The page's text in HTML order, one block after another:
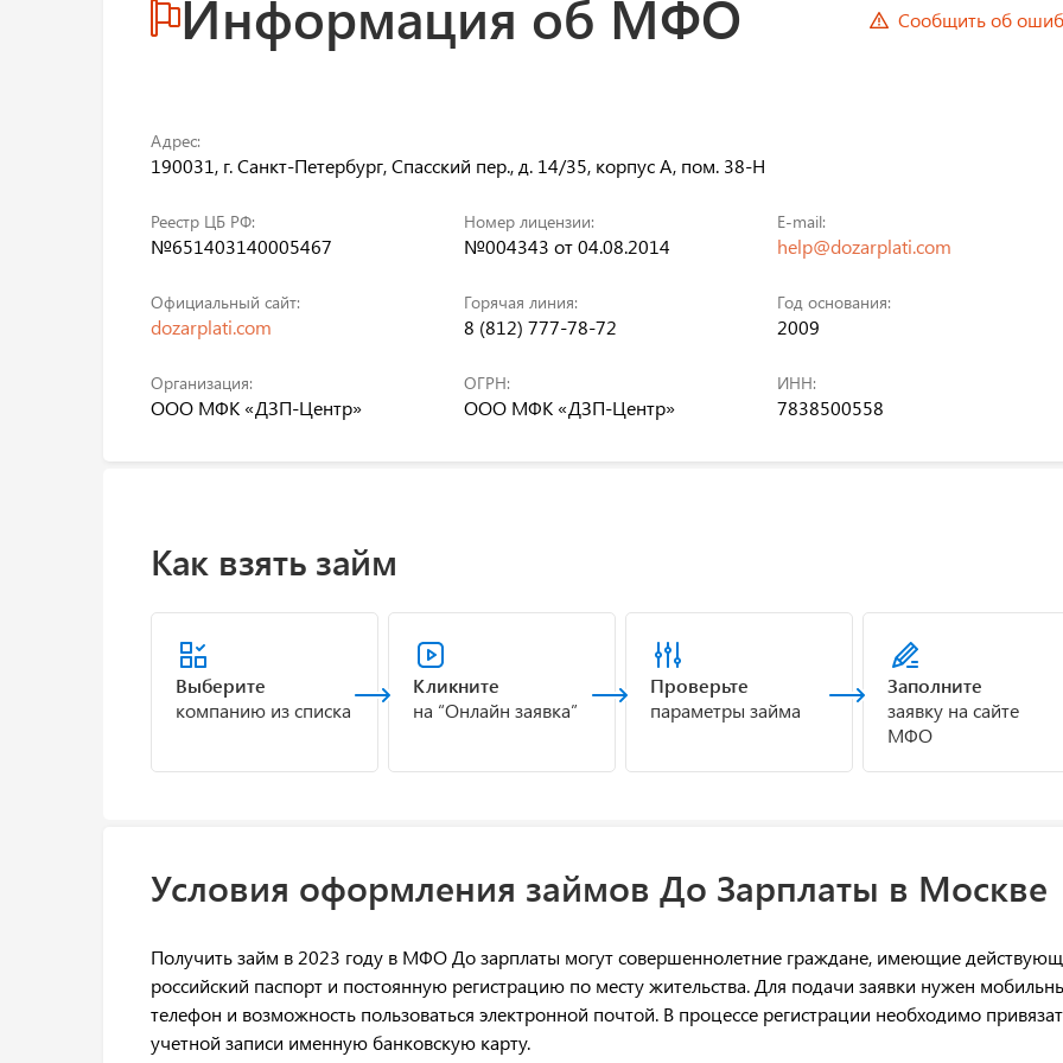
Информация об МФО Сообщить об
Адрес:
190031, г. Санкт-Петербург, Спасский пер., д. 14/35, корпус А, пом. 38-Н
Реестр ЦБ РФ:
№651403140005467
Номер лицензии:
№004343 от 04.08.2014
E-mail:
help@dozarplati.com
Официальный сайт:
dozarplati.com
Горячая линия:
8 (812) 777-78-72
Год основания:
2009
Организация:
ООО МФК «ДЗП-Центр»
ОГРН:
ООО МФК «ДЗП-Центр»
ИНН:
7838500558
Как взять займ
Выберите
компанию из списка
Кликните
на “Онлайн заявка”
Проверьте
параметры займа
Заполните
заявку на сайте
МФО
Условия оформления займов До Зарплаты в Москве
Получить займ в 2023 году в МФО До зарплаты могут совершеннолетние граждане, имеющие
российский паспорт и постоянную регистрацию по месту жительства. Для подачи заявки нужен
телефон и возможность пользоваться электронной почтой. В процессе регистрации необходимо
учетной записи именную банковскую карту.